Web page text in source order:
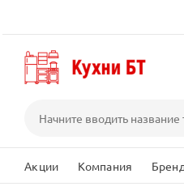
Акции Компания